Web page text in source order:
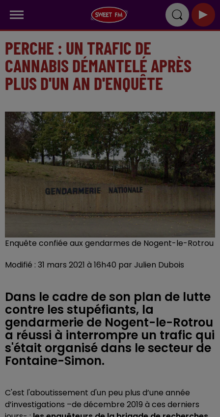
PERCHE : UN TRAFIC DE
CANNABIS DÉMANTELÉ APRÈS
PLUS D'UN AN D'ENQUÊTE
Enquête confiée aux gendarmes de Nogent-le-Rotrou
Modifié : 31 mars 2021 à 16h40 par Julien Dubois
Dans le cadre de son plan de lutte
contre les stupéfiants, la
gendarmerie de Nogent-le-Rotrou
a réussi à interrompre un trafic qui
s'était organisé dans le secteur de
Fontaine-Simon.
C'est l'aboutissement d'un peu plus d’une année
d’investigations –de décembre 2019 à ces derniers